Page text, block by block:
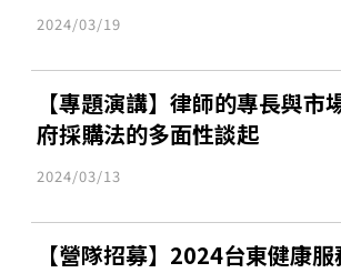
2024/03/19
【專題演講】律師的專長與市
府採購法的多面性談起
2024/03/13
【營隊招募】2024台東健康